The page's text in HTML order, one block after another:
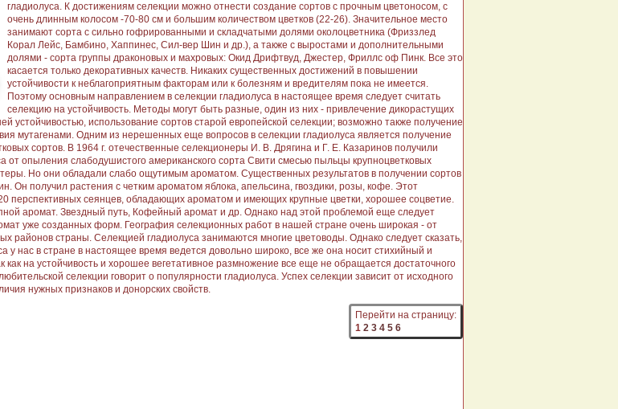
гладиолуса. К достижениям селекции можно отнести создание сортов с прочным цветоносом, с
очень длинным колосом -70-80 см и большим количеством цветков (22-26). Значительное место
занимают сорта с сильно гофрированными и складчатыми долями околоцветника (Фриззлед
Корал Лейс, Бамбино, Хаппинес, Сил-вер Шин и др.), а также с выростами и дополнительными
долями - сорта группы драконовых и махровых: Окид Дрифтвуд, Джестер, Фриллс оф Пинк. Все это
касается только декоративных качеств. Никаких существенных достижений в повышении
устойчивости к неблагоприятным факторам или к болезням и вредителям пока не имеется.
Поэтому основным направлением в селекции гладиолуса в настоящее время следует считать
селекцию на устойчивость. Методы могут быть разные, один из них - привлечение дикорастущих
устойчивостью, использование сортов старой европейской селекции; возможно также получение
мутагенами. Одним из нерешенных еще вопросов в селекции гладиолуса является получение
сортов. В 1964 г. отечественные селекционеры И. В. Дрягина и Г. Е. Казаринов получили
опыления слабодушистого американского сорта Свити смесью пыльцы крупноцветковых
Но они обладали слабо ощутимым ароматом. Существенных результатов в получении сортов
Он получил растения с четким ароматом яблока, апельсина, гвоздики, розы, кофе. Этот
перспективных сеянцев, обладающих ароматом и имеющих крупные цветки, хорошее соцветие.
аромат. Звездный путь, Кофейный аромат и др. Однако над этой проблемой еще следует
уже созданных форм. География селекционных работ в нашей стране очень широкая - от
районов страны. Селекцией гладиолуса занимаются многие цветоводы. Однако следует сказать,
у нас в стране в настоящее время ведется довольно широко, все же она носит стихийный и
как на устойчивость и хорошее вегетативное размножение все еще не обращается достаточного
селекции говорит о популярности гладиолуса. Успех селекции зависит от исходного
нужных признаков и донорских свойств.
Перейти на страницу:
1 2 3 4 5 6